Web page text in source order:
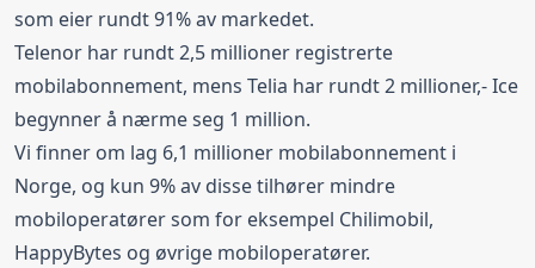
som eier rundt 91% av markedet.
Telenor har rundt 2,5 millioner registrerte
mobilabonnement, mens Telia har rundt 2 millioner,- Ice
begynner å nærme seg 1 million.
Vi finner om lag 6,1 millioner mobilabonnement i
Norge, og kun 9% av disse tilhører mindre
mobiloperatører som for eksempel Chilimobil,
HappyBytes og øvrige mobiloperatører.